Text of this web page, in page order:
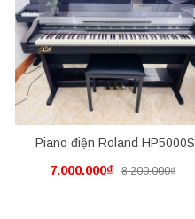
Piano điện Roland HP5000S
7.000.000₫ 8.200.000₫